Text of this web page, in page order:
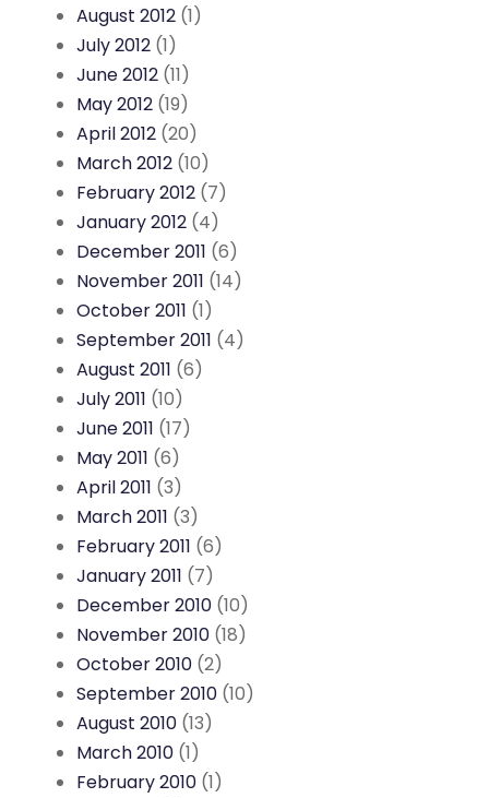
August 2012 (1)
July 2012 (1)
June 2012 (11)
May 2012 (19)
April 2012 (20)
March 2012 (10)
February 2012 (7)
January 2012 (4)
December 2011 (6)
November 2011 (14)
October 2011 (1)
September 2011 (4)
August 2011 (6)
July 2011 (10)
June 2011 (17)
May 2011 (6)
April 2011 (3)
March 2011 (3)
February 2011 (6)
January 2011 (7)
December 2010 (10)
November 2010 (18)
October 2010 (2)
September 2010 (10)
August 2010 (13)
March 2010 (1)
February 2010 (1)